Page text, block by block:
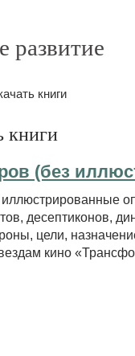
развитие
книги
книги
(без
десептиконов,
цели,
кино